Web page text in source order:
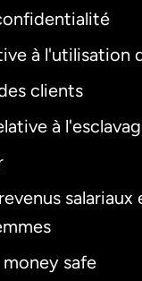
à l'utilisation
clients
à
salariaux
safe